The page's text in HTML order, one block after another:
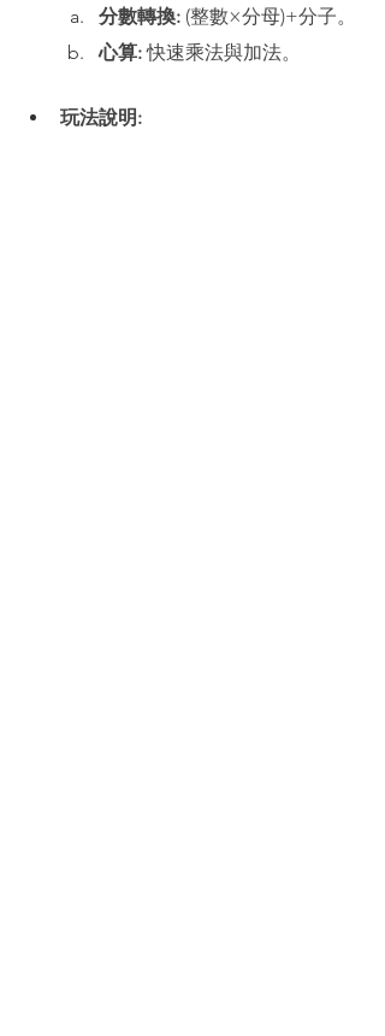
分數轉換: (整數×分母)+分子。
心算: 快速乘法與加法。
玩法說明: